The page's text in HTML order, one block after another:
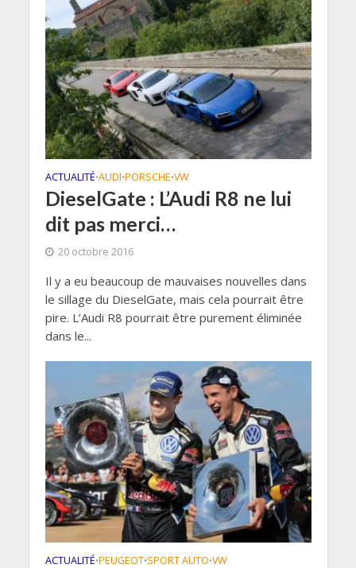
ACTUALITÉ•AUDI•PORSCHE•VW
DieselGate : L’Audi R8 ne lui
dit pas merci…
20 octobre 2016
Il y a eu beaucoup de mauvaises nouvelles dans
le sillage du DieselGate, mais cela pourrait être
pire. L’Audi R8 pourrait être purement éliminée
dans le...
ACTUALITÉ•PEUGEOT•SPORT AUTO•VW